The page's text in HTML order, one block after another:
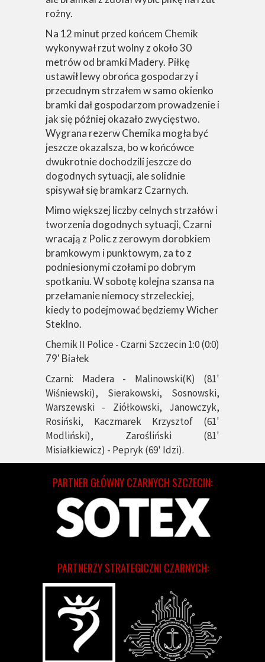
rożny.
Na 12 minut przed końcem Chemik
wykonywał rzut wolny z około 30
metrów od bramki Madery. Piłkę
ustawił lewy obrońca gospodarzy i
przecudnym strzałem w samo okienko
bramki dał gospodarzom prowadzenie i
jak się później okazało zwycięstwo.
Wygrana rezerw Chemika mogła być
jeszcze okazalsza, bo w końcówce
dwukrotnie dochodzili jeszcze do
dogodnych sytuacji, ale solidnie
spisywał się bramkarz Czarnych.
Mimo większej liczby celnych strzałów i
tworzenia dogodnych sytuacji, Czarni
wracają z Polic z zerowym dorobkiem
bramkowym i punktowym, za to z
podniesionymi czołami po dobrym
spotkaniu. W sobotę kolejna szansa na
przełamanie niemocy strzeleckiej,
kiedy to podejmować będziemy Wicher
Steklno.
Chemik II Police - Czarni Szczecin 1:0 (0:0)
79' Białek
Czarni: Madera - Malinowski(K) (81'
Wiśniewski), Sierakowski, Sosnowski,
Warszewski - Ziółkowski, Janowczyk,
Rosiński, Kaczmarek Krzysztof (61'
Modliński), Zarośliński (81'
Misiałkiewicz) - Pepryk (69' Idzi).
PARTNERZY STRATEGICZNI CZARNYCH:
PARTNER GŁÓWNY CZARNYCH SZCZECIN: